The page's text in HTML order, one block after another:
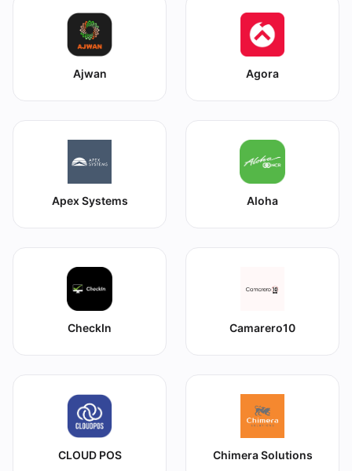
Agora
Ajwan
Aloha
Apex Systems
Camarero10
CheckIn
Chimera Solutions
CLOUD POS